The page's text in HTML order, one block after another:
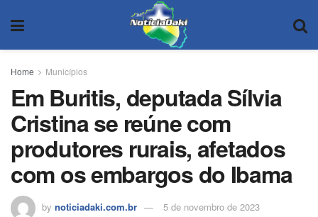
Home Municípios
Em Buritis, deputada Sílvia
Cristina se reúne com
produtores rurais, afetados
com os embargos do Ibama
by noticiadaki.com.br 5 de novembro de 2023